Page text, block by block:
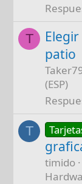
T
patio
(ESP)
T
timido